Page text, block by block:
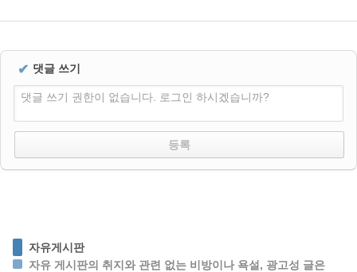
✔ 댓글 쓰기
댓글 쓰기 권한이 없습니다. 로그인 하시겠습니까?
자유게시판
자유 게시판의 취지와 관련 없는 비방이나 욕설, 광고성 글은